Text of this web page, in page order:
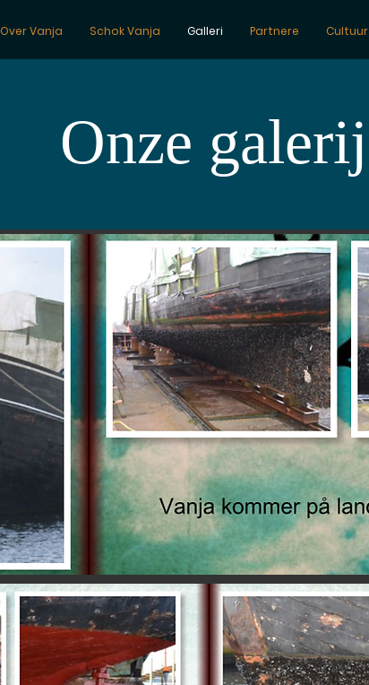
Over Vanja Schok Vanja Galleri Partnere Cultuur
Onze galerij